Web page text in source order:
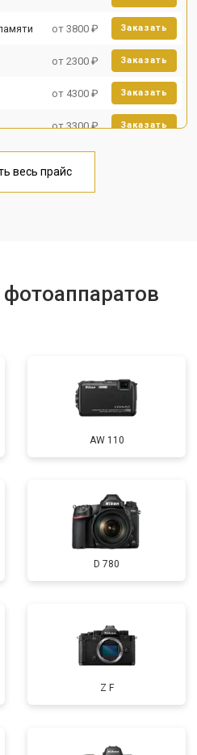
от 3800 ₽ Заказать
от 2300 ₽ Заказать
от 4300 ₽ Заказать
от 3300 ₽ Заказать
весь прайс
AW 110
D 780
Z F